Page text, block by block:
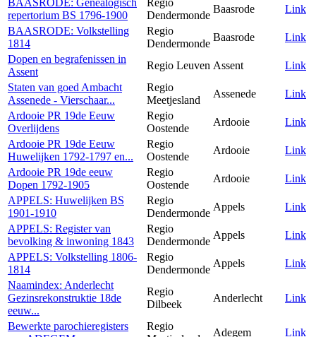
repertorium BS 1796-1900
Dendermonde
Baasrode
Link
BAASRODE: Volkstelling
1814
Regio
Dendermonde
Baasrode
Link
Dopen en begrafenissen in
Assent
Regio Leuven Assent
Link
Staten van goed Ambacht
Assenede - Vierschaar...
Regio
Meetjesland
Assenede
Link
Ardooie PR 19de Eeuw
Overlijdens
Regio
Oostende
Ardooie
Link
Ardooie PR 19de Eeuw
Huwelijken 1792-1797 en...
Regio
Oostende
Ardooie
Link
Ardooie PR 19de eeuw
Dopen 1792-1905
Regio
Oostende
Ardooie
Link
APPELS: Huwelijken BS
1901-1910
Regio
Dendermonde
Appels
Link
APPELS: Register van
bevolking & inwoning 1843
Regio
Dendermonde
Appels
Link
APPELS: Volkstelling 1806-
1814
Regio
Dendermonde
Appels
Link
Naamindex: Anderlecht
Gezinsrekonstruktie 18de
eeuw...
Regio
Dilbeek
Anderlecht Link
Bewerkte parochieregisters
Regio
Adegem
Link